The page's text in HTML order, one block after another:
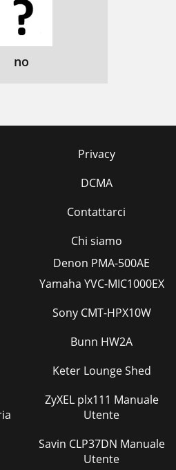
no
Privacy
DCMA
Contattarci
Chi siamo
Denon PMA-500AE
Yamaha YVC-MIC1000EX
Sony CMT-HPX10W
Bunn HW2A
Keter Lounge Shed
ZyXEL plx111 Manuale
Utente
Savin CLP37DN Manuale
Utente